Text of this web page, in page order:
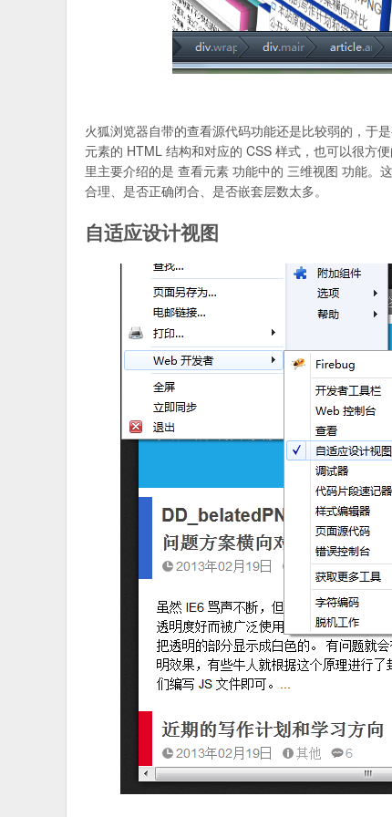
火狐浏览器自带的查看源代码功能还是比较弱的，于
元素的 HTML 结构和对应的 CSS 样式，也可以很方
里主要介绍的是 查看元素 功能中的 三维视图 功能。
合理、是否正确闭合、是否嵌套层数太多。
自适应设计视图